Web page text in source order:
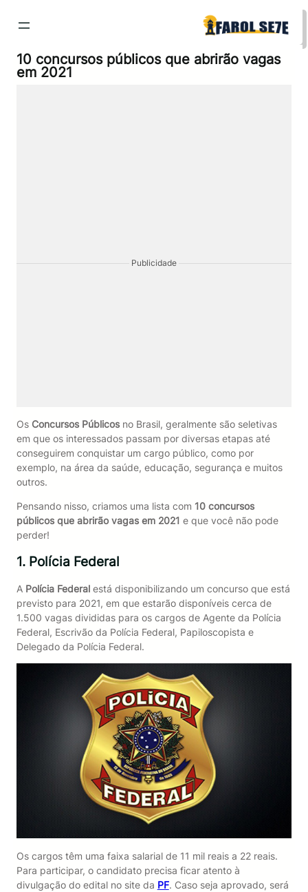
para
conteúdo
10 concursos públicos que abrirão vagas
em 2021
Publicidade
Os Concursos Públicosno Brasil, geralmente são seletivas
em que os interessados passam por diversas etapas até
conseguirem conquistar um cargo público, como por
exemplo, na área da saúde, educação, segurança e muitos
outros.
Pensando nisso, criamos uma lista com 10 concursos
públicos que abrirão vagas em 2021 e que você não pode
perder!
1. Polícia Federal
A Polícia Federal está disponibilizando um concurso que está
previsto para 2021, em que estarão disponíveis cerca de
1.500 vagas divididas para os cargos de Agente da Polícia
Federal, Escrivão da Polícia Federal, Papiloscopista e
Delegado da Polícia Federal.
Os cargos têm uma faixa salarial de 11 mil reais a 22 reais.
Para participar, o candidato precisa ficar atento à
divulgação do edital no site da PF. Caso seja aprovado, será